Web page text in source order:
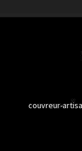
couvreur-